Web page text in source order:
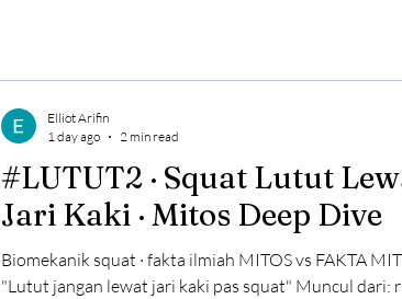
#LUTUT2 · Squat Lutut Lewat
Jari Kaki · Mitos Deep Dive
Biomekanik squat · fakta ilmiah MITOS vs FAKTA MITOS:
"Lutut jangan lewat jari kaki pas squat" Muncul dari: riset
Elliot Arifin
1 day ago
2 min read